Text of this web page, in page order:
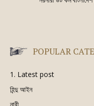
POPULAR
1. Latest post
হিন্দু আইন